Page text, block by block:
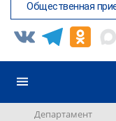
Общественная
Департамент